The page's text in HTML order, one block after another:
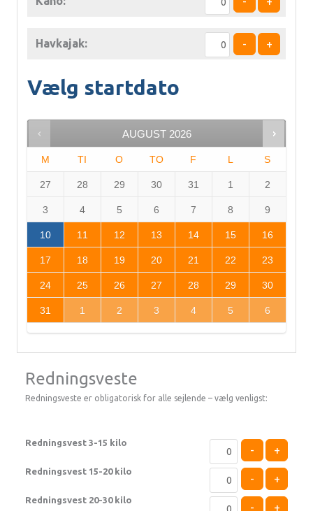
Havkajak: - +
Vælg startdato
AUGUST 2026
M TI O TO F L S
27 28 29 30 31 1 2
3 4 5 6 7 8 9
10 11 12 13 14 15 16
17 18 19 20 21 22 23
24 25 26 27 28 29 30
31 1 2 3 4 5 6
Redningsveste
Redningsveste er obligatorisk for alle sejlende – vælg venligst:
Redningsvest 3-15 kilo
- +
Redningsvest 15-20 kilo
- +
Redningsvest 20-30 kilo
- +